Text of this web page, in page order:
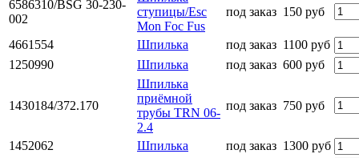
6586310/BSG 30-230-
002
ступицы/Esc
Mon Foc Fus
под заказ 150 руб
4661554 Шпилька под заказ 1100 руб
1250990
Шпилька под заказ 600 руб
1430184/372.170
Шпилька
приёмной
трубы TRN 06-
2.4
под заказ 750 руб
1452062 Шпилька под заказ 1300 руб